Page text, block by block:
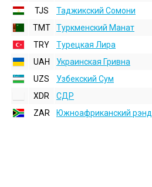
TJS
Таджикский Сомони
TMT
Туркменский Манат
TRY
Турецкая Лира
UAH
Украинская Гривна
UZS
Узбекский Сум
XDR
СДР
ZAR
Южноафриканский рэнд